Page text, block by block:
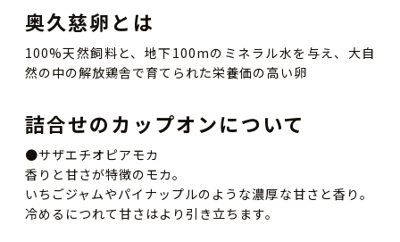
奥久慈卵とは
100%天然飼料と、地下100mのミネラル水を与え、大自
然の中の解放鶏舎で育てられた栄養価の高い卵
詰合せのカップオンについて
●サザエチオピアモカ
香りと甘さが特徴のモカ。
いちごジャムやパイナップルのような濃厚な甘さと香り。
冷めるにつれて甘さはより引き立ちます。